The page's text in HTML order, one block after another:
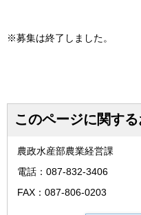
※募集は終了しました。
このページに関す
農政水産部農業経営課
電話：087-832-3406
FAX：087-806-0203